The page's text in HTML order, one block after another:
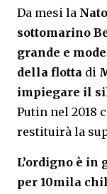
Da mesi la Nato
sottomarino
grande e
della flotta di
impiegare il
Putin nel 2018
restituirà la
L’ordigno è in
per 10mila